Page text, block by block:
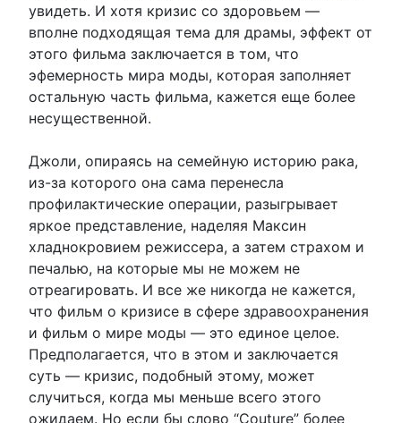
увидеть. И хотя кризис со здоровьем —
вполне подходящая тема для драмы, эффект от
этого фильма заключается в том, что
эфемерность мира моды, которая заполняет
остальную часть фильма, кажется еще более
несущественной.
Джоли, опираясь на семейную историю рака,
из-за которого она сама перенесла
профилактические операции, разыгрывает
яркое представление, наделяя Максин
хладнокровием режиссера, а затем страхом и
печалью, на которые мы не можем не
отреагировать. И все же никогда не кажется,
что фильм о кризисе в сфере здравоохранения
и фильм о мире моды — это единое целое.
Предполагается, что в этом и заключается
суть — кризис, подобный этому, может
случиться, когда мы меньше всего этого
ожидаем. Но если бы слово “Couture” более